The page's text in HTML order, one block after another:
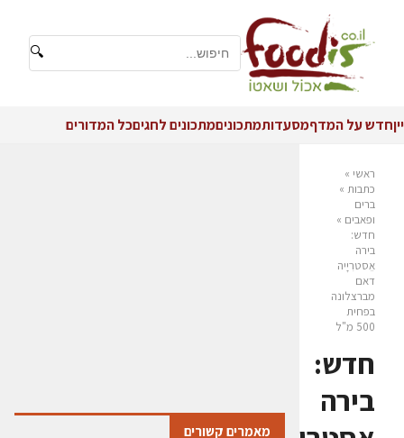
🔍
ייןחדש על המדףמסעדותמתכוניםמתכונים לחגיםכל המדורים
ראשי »
כתבות »
ברים
ופאבים »
חדש:
בירה
אֵסטרִיָיה
דאם
מברצלונה
בפחית
500 מ"ל
חדש:
בירה
מאמרים קשורים